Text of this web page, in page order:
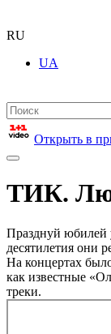
RU
UA
Открыть в
ТИК.
Празднуй юбилей
десятилетия они
На концертах
как известные
треки.